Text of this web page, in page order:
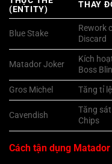
(ENTITY)
THAY
Blue Stake
Rework
Discard
Matador Joker
Kích
Boss
Gros Michel
Tăng tỉ
Cavendish
Tăng
Chips
Cách tận dụng